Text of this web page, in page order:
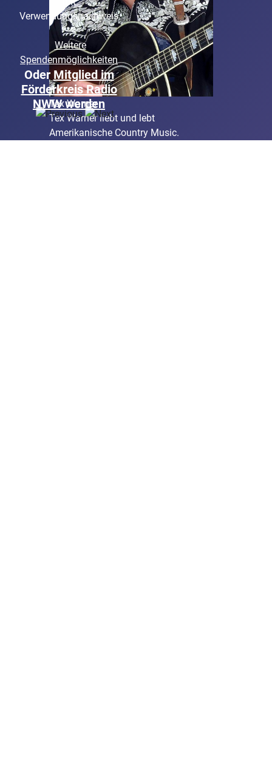
Tex Warner
Tex Warner liebt und lebt
Amerikanische Country Music.
Verwendungsnachweis
Weitere
Spendenmöglichkeiten
Oder Mitglied im
Förderkreis Radio
NWW werden